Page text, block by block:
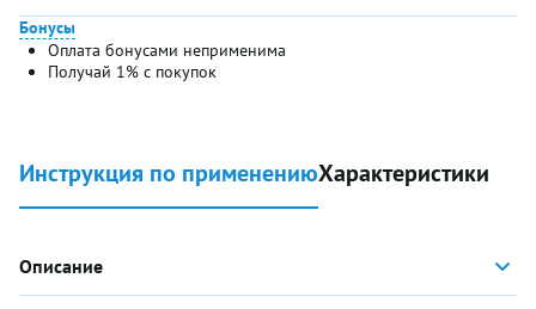
Бонусы
Оплата бонусами неприменима
Получай 1% с покупок
Инструкция по применениюХарактеристики
Описание